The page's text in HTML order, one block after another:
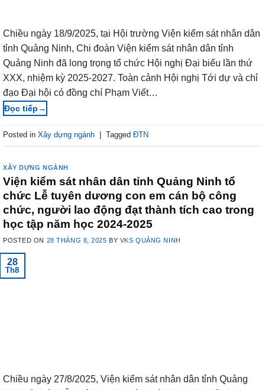
Chiều ngày 18/9/2025, tại Hội trường Viện kiểm sát nhân dân
tỉnh Quảng Ninh, Chi đoàn Viện kiểm sát nhân dân tỉnh
Quảng Ninh đã long trọng tổ chức Hội nghị Đại biểu lần thứ
XXX, nhiệm kỳ 2025-2027. Toàn cảnh Hội nghị Tới dự và chỉ
đạo Đại hội có đồng chí Phạm Viết…
→
Posted in Xây dựng ngành Tagged ĐTN
XÂY DỰNG NGÀNH
Viện kiểm sát nhân dân tỉnh Quảng Ninh tổ
chức Lễ tuyên dương con em cán bộ công
chức, người lao động đạt thành tích cao trong
học tập năm học 2024-2025
POSTED ON 28 THÁNG 8, 2025 BY VKS QUẢNG NINH
28
Th8
Chiều ngày 27/8/2025, Viện kiểm sát nhân dân tỉnh Quảng